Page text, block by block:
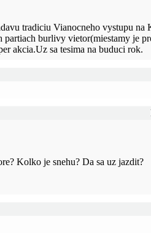
tradiciu Vianocneho vystupu na
partiach burlivy vietor(miestamy je
akcia.Uz sa tesima na buduci rok.
Kolko je snehu? Da sa uz jazdit?